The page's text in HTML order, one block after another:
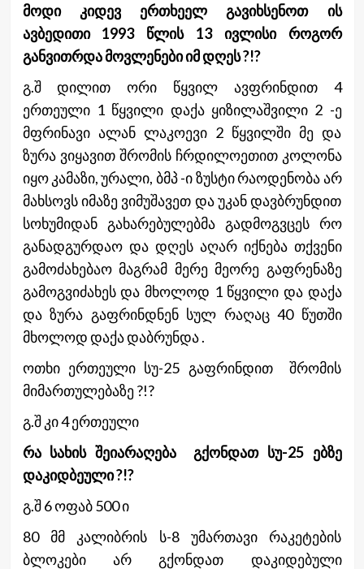
მოდი კიდევ ერთხეელ გავიხსენოთ ის
ავბედითი 1993 წლის 13 ივლისი როგორ
განვითრდა მოვლენები იმ დღეს ?!?
გ.შ დილით ორი წყვილ ავფრინდით 4
ერთეული 1 წყვილი დაქა ყიზილაშვილი 2 -ე
მფრინავი ალან ლაკოევი 2 წყვილში მე და
ზურა ვიყავით შრომის ჩრდილოეთით კოლონა
იყო კამაზი, ურალი, ბმპ -ი ზუსტი რაოდენობა არ
მახსოვს იმაზე ვიმუშავეთ და უკან დავბრუნდით
სოხუმიდან გახარებულებმა გადმოგვცეს რო
განადგურდაო და დღეს აღარ იქნება თქვენი
გამოძახებაო მაგრამ მერე მეორე გაფრენაზე
გამოგვიძახეს და მხოლოდ 1 წყვილი და დაქა
და ზურა გაფრინდნენ სულ რაღაც 40 წუთში
მხოლოდ დაქა დაბრუნდა .
ოთხი ერთეული სუ-25 გაფრინდით შრომის
მიმართულებაზე ?!?
გ.შ კი 4 ერთეული
რა სახის შეიარაღება გქონდათ სუ-25 ებზე
დაკიდბეული ?!?
გ.შ 6 ოფაბ 500 ი
80 მმ კალიბრის ს-8 უმართავი რაკეტების
ბლოკები არ გქონდათ დაკიდებული